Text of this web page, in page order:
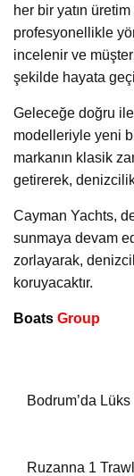
her bir yatın
profesyonellikle
incelenir ve
şekilde hayata
Geleceğe doğru
modelleriyle yeni
markanın klasik
getirerek,
Cayman Yachts,
sunmaya devam
zorlayarak,
koruyacaktır.
Boats Group
Bodrum’da
Ruzanna 1